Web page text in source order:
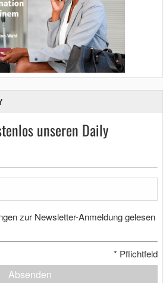
unseren Daily
zur Newsletter-Anmeldung gelesen
* Pflichtfeld
Absenden